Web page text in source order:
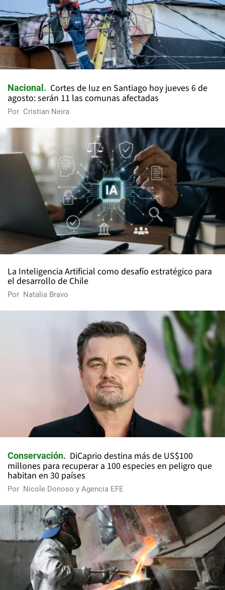
Nacional
Cortes de luz en Santiago hoy jueves 6 de
agosto: serán 11 las comunas afectadas
Por Cristian Neira
La Inteligencia Artificial como desafío estratégico para
el desarrollo de Chile
Por Natalia Bravo
Conservación
DiCaprio destina más de US$100
millones para recuperar a 100 especies en peligro que
habitan en 30 países
Por Nicole Donoso y Agencia EFE